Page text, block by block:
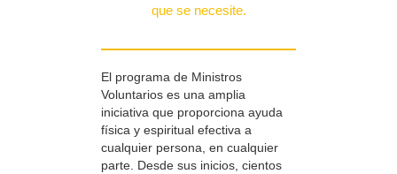
que se necesite.
El programa de Ministros
Voluntarios es una amplia
iniciativa que proporciona ayuda
física y espiritual efectiva a
cualquier persona, en cualquier
parte. Desde sus inicios, cientos